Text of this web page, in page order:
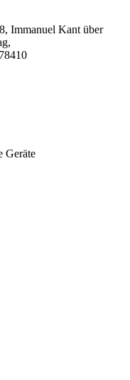
Immanuel Kant über
Geräte